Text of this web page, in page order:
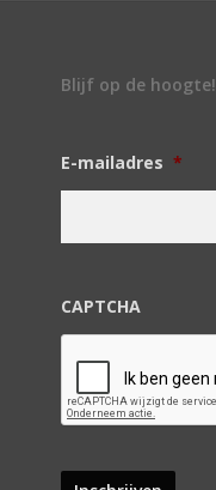
Blijf op de hoogte!
E-mailadres *
CAPTCHA